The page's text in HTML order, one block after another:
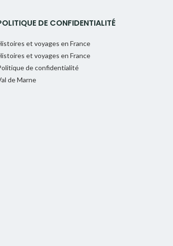
DE CONFIDENTIALITÉ
et voyages en France
et voyages en France
de confidentialité
de Marne